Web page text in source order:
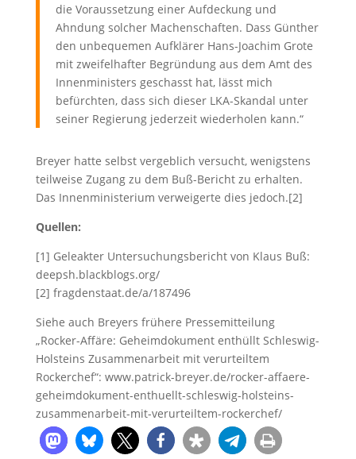
die Voraussetzung einer Aufdeckung und
Ahndung solcher Machenschaften. Dass Günther
den unbequemen Aufklärer Hans-Joachim Grote
mit zweifelhafter Begründung aus dem Amt des
Innenministers geschasst hat, lässt mich
befürchten, dass sich dieser LKA-Skandal unter
seiner Regierung jederzeit wiederholen kann.“
Breyer hatte selbst vergeblich versucht, wenigstens
teilweise Zugang zu dem Buß-Bericht zu erhalten.
Das Innenministerium verweigerte dies jedoch.[2]
Quellen:
[1] Geleakter Untersuchungsbericht von Klaus Buß:
deepsh.blackblogs.org/
[2] fragdenstaat.de/a/187496
Siehe auch Breyers frühere Pressemitteilung
„Rocker-Affäre: Geheimdokument enthüllt Schleswig-
Holsteins Zusammenarbeit mit verurteiltem
Rockerchef“: www.patrick-breyer.de/rocker-affaere-
geheimdokument-enthuellt-schleswig-holsteins-
zusammenarbeit-mit-verurteiltem-rockerchef/